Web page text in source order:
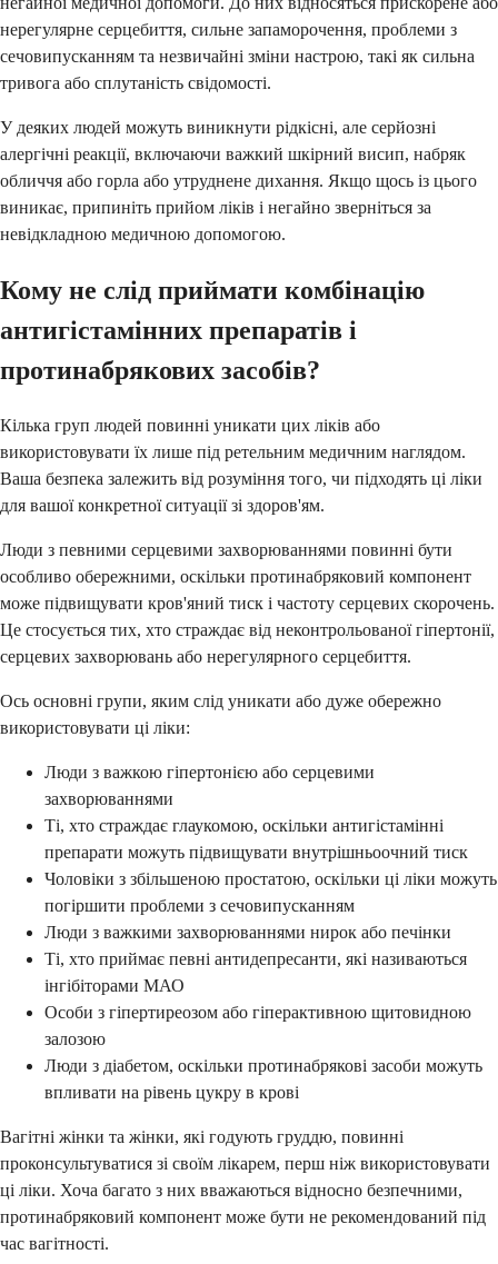
нерегулярне серцебиття, сильне запаморочення, проблеми з
сечовипусканням та незвичайні зміни настрою, такі як сильна
тривога або сплутаність свідомості.
У деяких людей можуть виникнути рідкісні, але серйозні
алергічні реакції, включаючи важкий шкірний висип, набряк
обличчя або горла або утруднене дихання. Якщо щось із цього
виникає, припиніть прийом ліків і негайно зверніться за
невідкладною медичною допомогою.
Кому не слід приймати комбінацію
антигістамінних препаратів і
протинабрякових засобів?
Кілька груп людей повинні уникати цих ліків або
використовувати їх лише під ретельним медичним наглядом.
Ваша безпека залежить від розуміння того, чи підходять ці ліки
для вашої конкретної ситуації зі здоров'ям.
Люди з певними серцевими захворюваннями повинні бути
особливо обережними, оскільки протинабряковий компонент
може підвищувати кров'яний тиск і частоту серцевих скорочень.
Це стосується тих, хто страждає від неконтрольованої гіпертонії,
серцевих захворювань або нерегулярного серцебиття.
Ось основні групи, яким слід уникати або дуже обережно
використовувати ці ліки:
Люди з важкою гіпертонією або серцевими
захворюваннями
Ті, хто страждає глаукомою, оскільки антигістамінні
препарати можуть підвищувати внутрішньоочний тиск
Чоловіки з збільшеною простатою, оскільки ці ліки можуть
погіршити проблеми з сечовипусканням
Люди з важкими захворюваннями нирок або печінки
Ті, хто приймає певні антидепресанти, які називаються
інгібіторами МАО
Особи з гіпертиреозом або гіперактивною щитовидною
залозою
Люди з діабетом, оскільки протинабрякові засоби можуть
впливати на рівень цукру в крові
Вагітні жінки та жінки, які годують груддю, повинні
проконсультуватися зі своїм лікарем, перш ніж використовувати
ці ліки. Хоча багато з них вважаються відносно безпечними,
протинабряковий компонент може бути не рекомендований під
час вагітності.